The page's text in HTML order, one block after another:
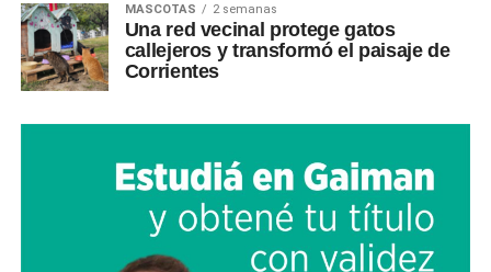
MASCOTAS 2 semanas
Una red vecinal protege gatos
callejeros y transformó el paisaje de
Corrientes